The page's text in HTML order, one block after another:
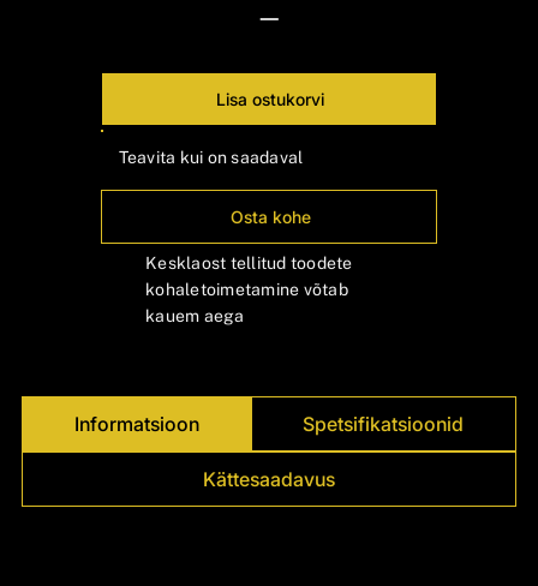
—
Lisa ostukorvi
Teavita kui on saadaval
Osta kohe
Kesklaost tellitud toodete
kohaletoimetamine võtab
kauem aega
Informatsioon Spetsifikatsioonid
Kättesaadavus